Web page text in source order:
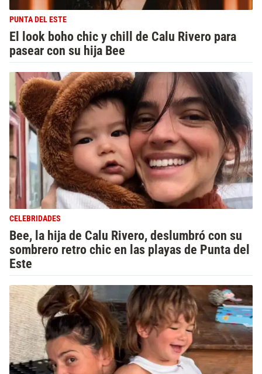
PUNTA DEL ESTE
El look boho chic y chill de Calu Rivero para
pasear con su hija Bee
CELEBRIDADES
Bee, la hija de Calu Rivero, deslumbró con su
sombrero retro chic en las playas de Punta del
Este